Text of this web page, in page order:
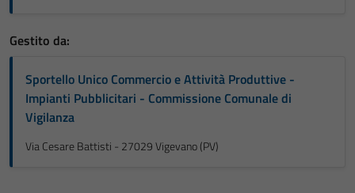
Gestito da:
Sportello Unico Commercio e Attività Produttive -
Impianti Pubblicitari - Commissione Comunale di
Vigilanza
Via Cesare Battisti - 27029 Vigevano (PV)